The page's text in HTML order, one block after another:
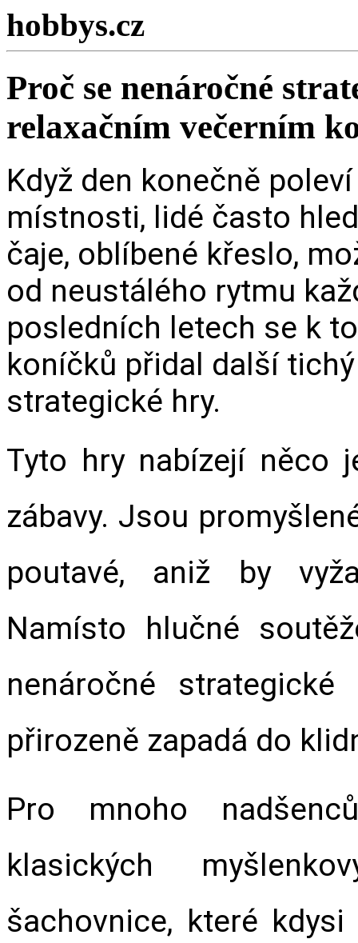
hobbys.cz
Proč se nenáročné
relaxačním večerním
Když den konečně
místnosti, lidé často
čaje, oblíbené křeslo,
od neustálého rytmu
posledních letech se k
koníčků přidal další
strategické hry.
Tyto hry nabízejí něco
zábavy. Jsou
poutavé, aniž by
Namísto hlučné
nenáročné
přirozeně zapadá do
Pro mnoho
klasických
šachovnice, které